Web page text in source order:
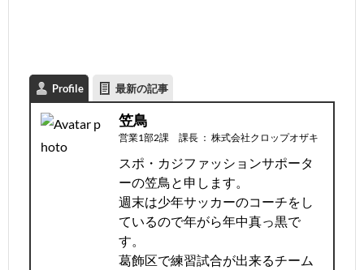
Profile 最新の記事
笠鳥
営業1部2課 課長 ： 株式会社クロップオザキ
スポ・カジファッションサポータ
ーの笠鳥と申します。
週末は少年サッカーのコーチをし
ているので年がら年中真っ黒で
す。
葛飾区で練習試合が出来るチーム